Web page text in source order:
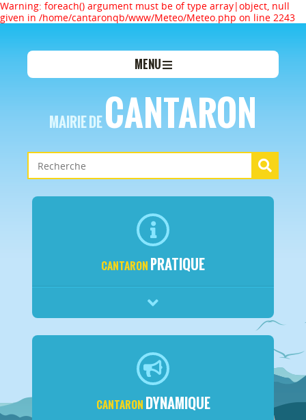
Warning: foreach() argument must be of type array|object, null
given in /home/cantaronqb/www/Meteo/Meteo.php on line 2243
MENU
MAIRIE DECANTARON
CANTARON PRATIQUE
CANTARON DYNAMIQUE